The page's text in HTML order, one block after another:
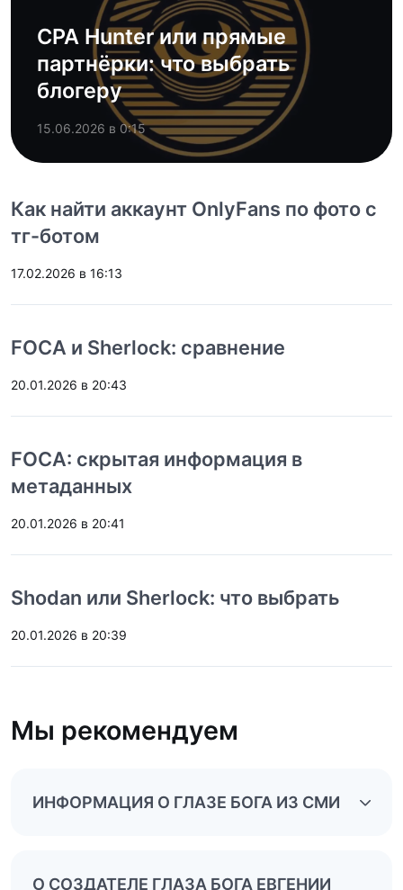
CPA Hunter или прямые
партнёрки: что выбрать
блогеру
15.06.2026 в 0:15
Как найти аккаунт OnlyFans по фото с
тг-ботом
17.02.2026 в 16:13
FOCA и Sherlock: сравнение
20.01.2026 в 20:43
FOCA: скрытая информация в
метаданных
20.01.2026 в 20:41
Shodan или Sherlock: что выбрать
20.01.2026 в 20:39
Мы рекомендуем
ИНФОРМАЦИЯ О ГЛАЗЕ БОГА ИЗ СМИ
О СОЗДАТЕЛЕ ГЛАЗА БОГА ЕВГЕНИИ